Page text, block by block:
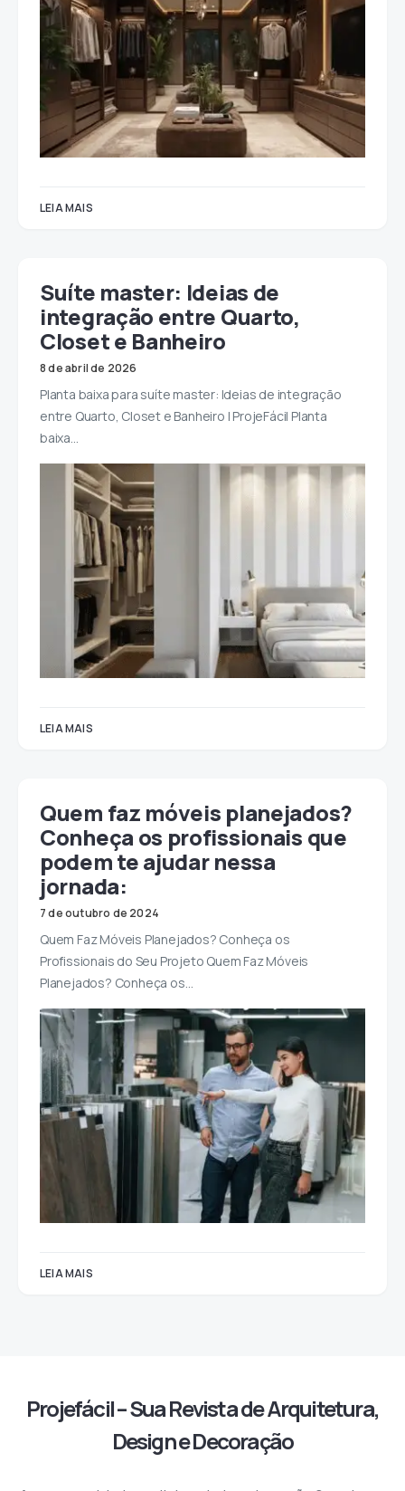
LEIA MAIS
Suíte master: Ideias de
integração entre Quarto,
Closet e Banheiro
8 de abril de 2026
Planta baixa para suíte master: Ideias de integração
entre Quarto, Closet e Banheiro | ProjeFácil Planta
baixa…
LEIA MAIS
Quem faz móveis planejados?
Conheça os profissionais que
podem te ajudar nessa
jornada:
7 de outubro de 2024
Quem Faz Móveis Planejados? Conheça os
Profissionais do Seu Projeto Quem Faz Móveis
Planejados? Conheça os…
LEIA MAIS
Projefácil – Sua Revista de Arquitetura,
Design e Decoração